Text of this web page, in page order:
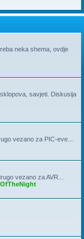
neka shema, ovdje
savjeti. Diskusija
vezano za PIC-eve...
vezano za AVR...